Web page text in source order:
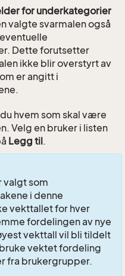
for underkategorier
valgte svarmalen også
Dette forutsetter
ikke blir overstyrt av
er angitt i
hvem som skal være
Velg en bruker i listen
Legg til.
valgt som
i denne
vekttallet for hver
fordelingen av nye
vekttall vil bli tildelt
vektet fordeling
fra brukergrupper.